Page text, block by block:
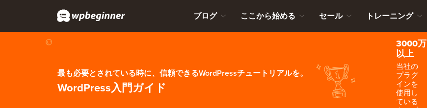
ブログ ここから始める セール トレーニング
最も必要とされている時に、信頼できるWordPressチュートリアルを。
WordPress入門ガイド
3000万
以上
当社の
プラグ
インを
使用し
ている